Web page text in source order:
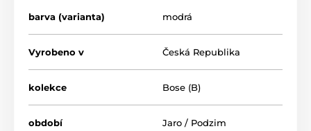
barva (varianta) modrá
Vyrobeno v Česká Republika
kolekce Bose (B)
období Jaro / Podzim